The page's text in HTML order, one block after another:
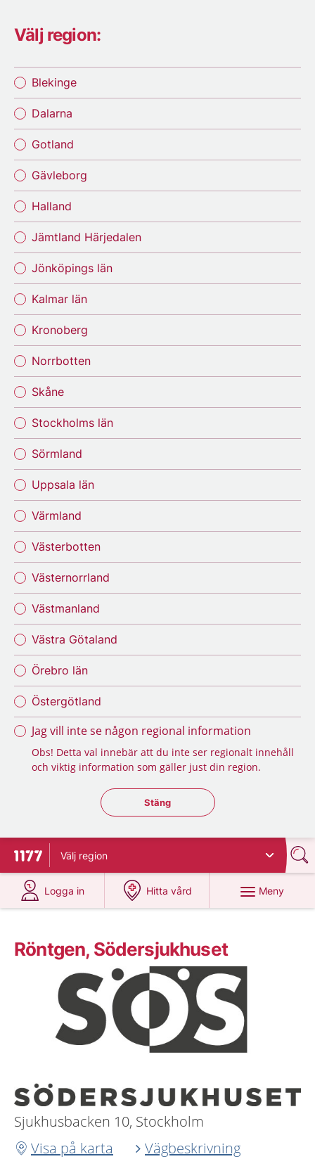
Välj region:
Blekinge
Dalarna
Gotland
Gävleborg
Halland
Jämtland Härjedalen
Jönköpings län
Kalmar län
Kronoberg
Norrbotten
Skåne
Stockholms län
Sörmland
Uppsala län
Värmland
Västerbotten
Västernorrland
Västmanland
Västra Götaland
Örebro län
Östergötland
Jag vill inte se någon regional information
Obs! Detta val innebär att du inte ser regionalt innehåll
och viktig information som gäller just din region.
Stäng regionsväljaren
Stäng
Till startsidan för 1177
Välj region
Logga in
på 1177.se
Hitta vård
på 1177.se
Meny
Röntgen, Södersjukhuset
Sjukhusbacken 10, Stockholm
Visa på karta
Vägbeskrivning